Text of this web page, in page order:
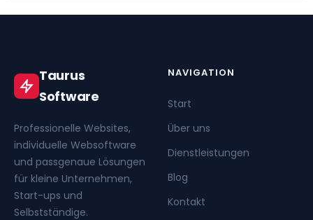
Taurus
Software
Professionelle Websites,
individuelle Websoftware
und passgenaue Lösungen
für kleine Unternehmen,
Start-ups und
Selbstständige.
NAVIGATION
Start
Über uns
Dienstleistungen
Blog
Kontakt